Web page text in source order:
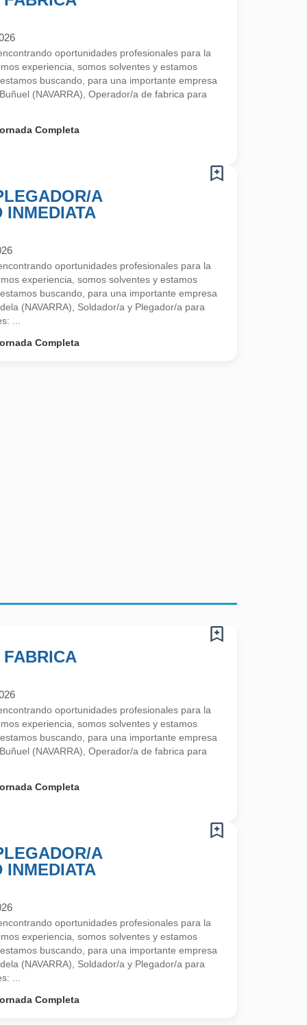
oportunidades profesionales para la
experiencia, somos solventes y estamos
buscando, para una importante empresa
(NAVARRA), Operador/a de fabrica para
Completa
A
INMEDIATA
oportunidades profesionales para la
experiencia, somos solventes y estamos
buscando, para una importante empresa
(NAVARRA), Soldador/a y Plegador/a para
...
Completa
oportunidades profesionales para la
experiencia, somos solventes y estamos
buscando, para una importante empresa
(NAVARRA), Operador/a de fabrica para
Completa
A
INMEDIATA
oportunidades profesionales para la
experiencia, somos solventes y estamos
buscando, para una importante empresa
(NAVARRA), Soldador/a y Plegador/a para
...
Completa